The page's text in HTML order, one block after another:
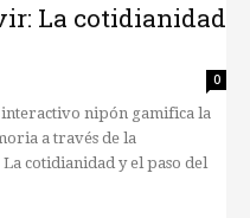
La cotidianidad
0
nipón gamifica la
a través de la
cotidianidad y el paso del